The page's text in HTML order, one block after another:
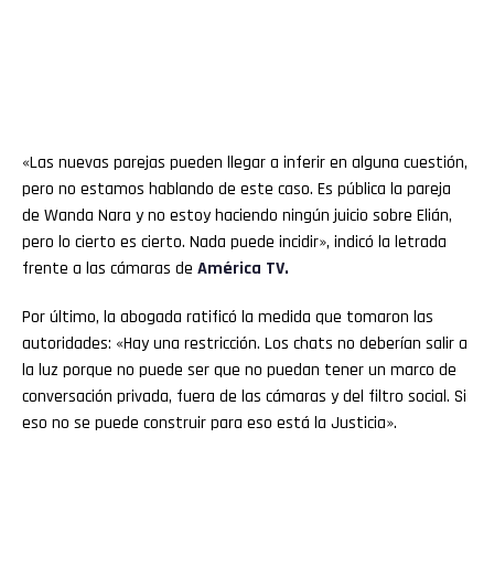
«Las nuevas parejas pueden llegar a inferir en alguna cuestión,
pero no estamos hablando de este caso. Es pública la pareja
de Wanda Nara y no estoy haciendo ningún juicio sobre Elián,
pero lo cierto es cierto. Nada puede incidir», indicó la letrada
frente a las cámaras de América TV.
Por último, la abogada ratificó la medida que tomaron las
autoridades: «Hay una restricción. Los chats no deberían salir a
la luz porque no puede ser que no puedan tener un marco de
conversación privada, fuera de las cámaras y del filtro social. Si
eso no se puede construir para eso está la Justicia».